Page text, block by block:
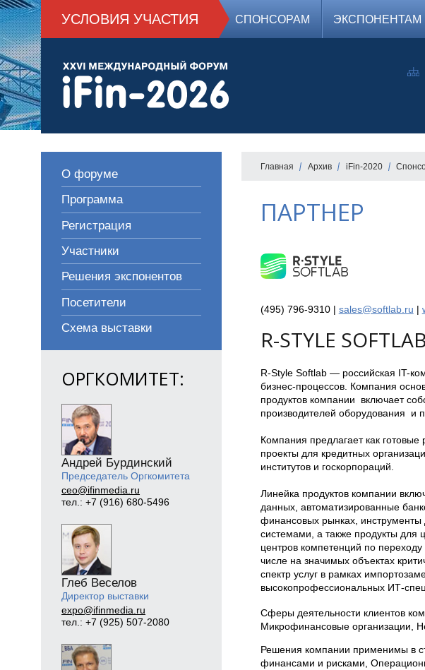
УСЛОВИЯ УЧАСТИЯ СПОНСОРАМ ЭКСПОНЕНТАМ
О форуме
Программа
Регистрация
Участники
Решения экспонентов
Посетители
Схема выставки
ОРГКОМИТЕТ:
Андрей Бурдинский
Председатель Оргкомитета
ceo@ifinmedia.ru
тел.: +7 (916) 680-5496
Глеб Веселов
Директор выставки
expo@ifinmedia.ru
тел.: +7 (925) 507-2080
Главная Архив iFin-2020
ПАРТНЕР
(495) 796-9310 | sales@softlab.ru |
R-STYLE SOFTLAB
R-Style Softlab — российская IT-
бизнес-процессов. Компания
продуктов компании включает
производителей оборудования и
Компания предлагает как
проекты для кредитных
институтов и госкорпораций.
Линейка продуктов компании
данных, автоматизированные
финансовых рынках,
системами, а также продукты для
центров компетенций по
числе на значимых объектах
спектр услуг в рамках
высокопрофессиональных ИТ-
Сферы деятельности клиентов
Микрофинансовые организации,
Решения компании применимы в
финансами и рисками,